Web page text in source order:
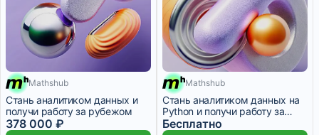
19 805 ₽/мес
Mathshub
Стань аналитиком данных и
получи работу за рубежом
378 000 ₽
19 805 ₽/мес
Mathshub
Стань аналитиком данных на
Python и получи работу за
рубежом
Бесплатно